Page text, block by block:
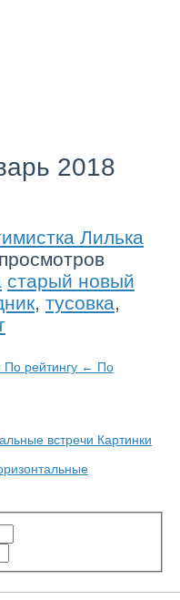
2018
Лилька
старый новый
, тусовка,
По рейтингу ← По
встречи Картинки